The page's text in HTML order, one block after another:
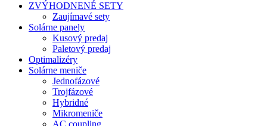
ZVÝHODNENÉ SETY
Zaujímavé sety
Solárne panely
Kusový predaj
Paletový predaj
Optimalizéry
Solárne meniče
Jednofázové
Trojfázové
Hybridné
Mikromeniče
AC coupling